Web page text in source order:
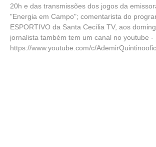
20h e das transmissões dos jogos da
"Energia em Campo"; comentarista do
ESPORTIVO da Santa Cecília TV, aos
jornalista também tem um canal no youtube -
https://www.youtube.com/c/